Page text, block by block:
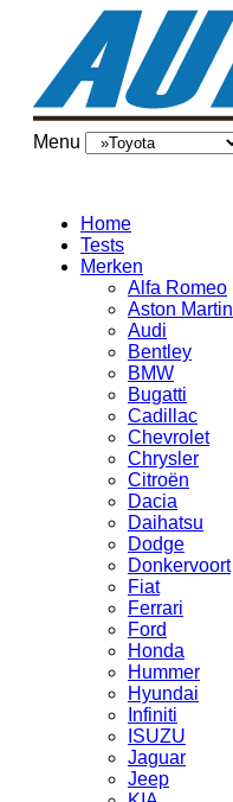
Menu
Home
Tests
Merken
Alfa Romeo
Aston Martin
Audi
Bentley
BMW
Bugatti
Cadillac
Chevrolet
Chrysler
Citroën
Dacia
Daihatsu
Dodge
Donkervoort
Fiat
Ferrari
Ford
Honda
Hummer
Hyundai
Infiniti
ISUZU
Jaguar
Jeep